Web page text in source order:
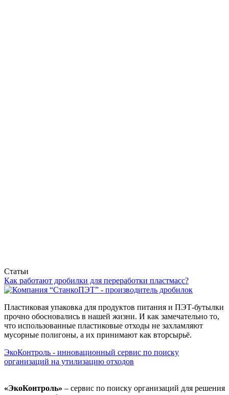
Статьи
Как работают дробилки для переработки пластмасс?
Пластиковая упаковка для продуктов питания и ПЭТ-бутылки
прочно обосновались в нашей жизни. И как замечательно то,
что использованные пластиковые отходы не захламляют
мусорные полигоны, а их принимают как вторсырьё.
ЭкоКонтроль - инновационный сервис по поиску
организаций на утилизацию отходов
«ЭкоКонтроль» – сервис по поиску организаций для решения